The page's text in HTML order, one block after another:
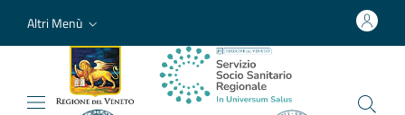
Altri Menù